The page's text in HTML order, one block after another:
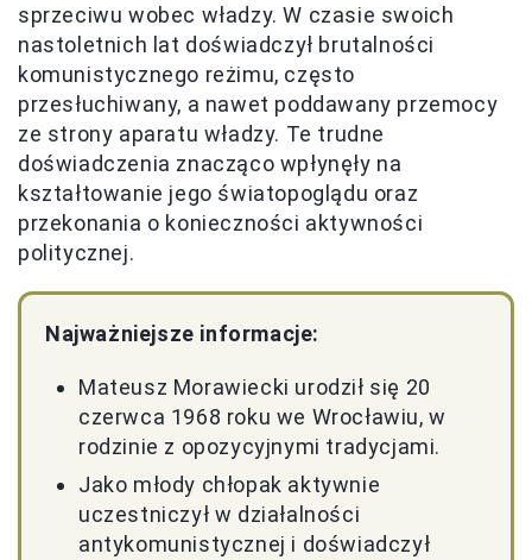
sprzeciwu wobec władzy. W czasie swoich
nastoletnich lat doświadczył brutalności
komunistycznego reżimu, często
przesłuchiwany, a nawet poddawany przemocy
ze strony aparatu władzy. Te trudne
doświadczenia znacząco wpłynęły na
kształtowanie jego światopoglądu oraz
przekonania o konieczności aktywności
politycznej.
Najważniejsze informacje:
Mateusz Morawiecki urodził się 20
czerwca 1968 roku we Wrocławiu, w
rodzinie z opozycyjnymi tradycjami.
Jako młody chłopak aktywnie
uczestniczył w działalności
antykomunistycznej i doświadczył